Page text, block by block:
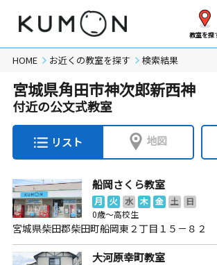
教室を探
HOME お近くの教室を探す 検索結果
宮城県角田市神次郎新西神
付近の公文式教室
リスト 地図
船岡さくら教室
月 火 水 木 金 土
日
0歳～高校生
宮城県柴田郡柴田町船岡東２丁目１５－８２
大河原幸町教室